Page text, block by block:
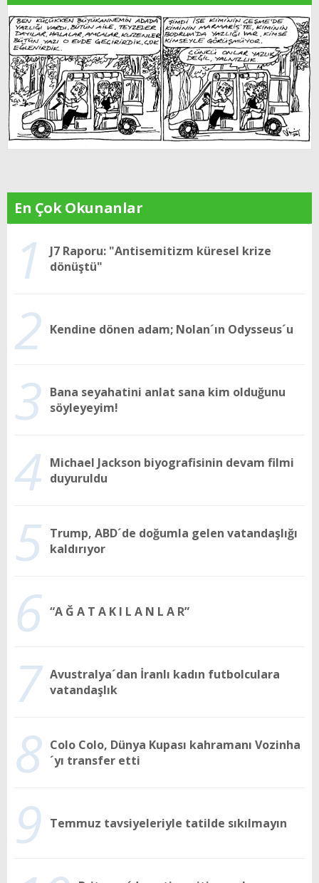
En Çok Okunanlar
1
J7 Raporu: "Antisemitizm küresel krize
dönüştü"
2 Kendine dönen adam; Nolan´ın Odysseus´u
3 Bana seyahatini anlat sana kim olduğunu
söyleyeyim!
4 Michael Jackson biyografisinin devam filmi
duyuruldu
5 Trump, ABD´de doğumla gelen vatandaşlığı
kaldırıyor
6 “A Ğ A T A K I L A N L A R”
7 Avustralya´dan İranlı kadın futbolculara
vatandaşlık
8 Colo Colo, Dünya Kupası kahramanı Vozinha
´yı transfer etti
9 Temmuz tavsiyeleriyle tatilde sıkılmayın